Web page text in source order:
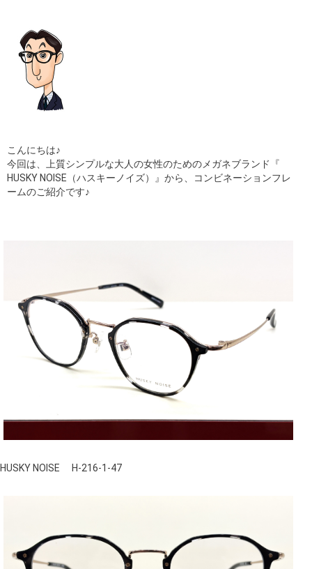
ブログ
採用
こんにちは♪
今回は、上質シンプルな大人の女性のためのメガネブランド『
HUSKY NOISE（ハスキーノイズ）』から、コンビネーションフレ
ームのご紹介です♪
HUSKY NOISE H-216-1-47